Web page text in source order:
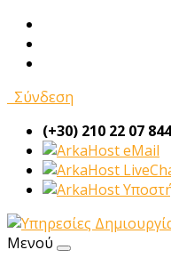
Σύνδεση
(+30) 210 22 07 844
eMail
Μενού